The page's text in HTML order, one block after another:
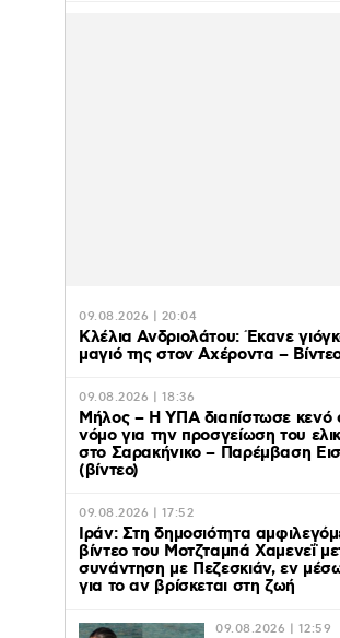
09.08.2026 | 20:04
Κλέλια Ανδριολάτου: Έκανε
μαγιό της στον Αχέροντα –
09.08.2026 | 18:36
Μήλος – Η ΥΠΑ διαπίστωσε κενό
νόμο για την προσγείωση του
στο Σαρακήνικο – Παρέμβαση
(βίντεο)
09.08.2026 | 17:52
Ιράν: Στη δημοσιότητα
βίντεο του Μοτζταμπά Χαμενεΐ
συνάντηση με Πεζεσκιάν, εν
για το αν βρίσκεται στη ζωή
09.08.2026 | 12:59